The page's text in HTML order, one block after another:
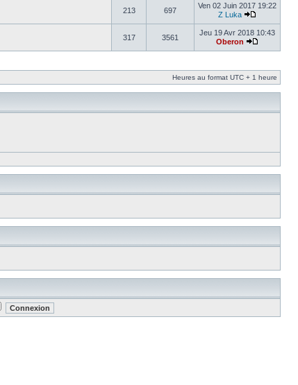
213 697
Ven 02 Juin 2017 19:22
Z Luka
317 3561
Jeu 19 Avr 2018 10:43
Oberon
Heures au format UTC + 1 heure